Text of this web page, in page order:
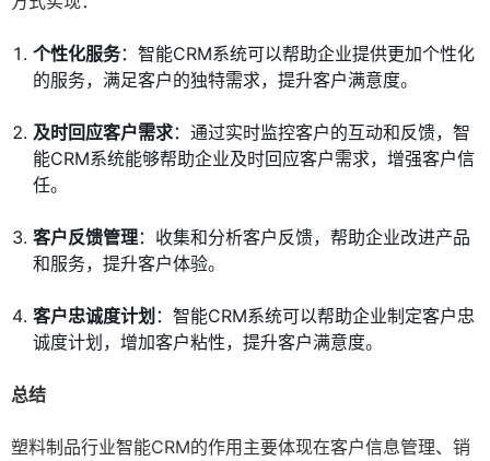
个性化服务：智能CRM系统可以帮助企业提供更加个性化
的服务，满足客户的独特需求，提升客户满意度。
及时回应客户需求：通过实时监控客户的互动和反馈，智
能CRM系统能够帮助企业及时回应客户需求，增强客户信
任。
客户反馈管理：收集和分析客户反馈，帮助企业改进产品
和服务，提升客户体验。
客户忠诚度计划 ：智能CRM系统可以帮助企业制定客户忠
诚度计划，增加客户粘性，提升客户满意度。
总结
塑料制品行业智能CRM的作用主要体现在客户信息管理、销